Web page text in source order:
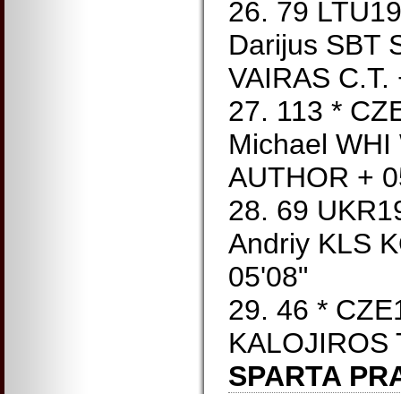
26. 79
Darijus SBT
VAIRAS C.T.
27. 113 *
Michael
AUTHOR +
28. 69
Andriy KLS
05'08"
29. 46 *
KALOJIROS
SPARTA